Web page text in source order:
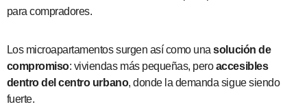
para compradores.
Los microapartamentos surgen así como unasolución de
compromiso: viviendas más pequeñas, peroaccesibles
dentro del centro urbano, donde la demanda sigue siendo
fuerte.